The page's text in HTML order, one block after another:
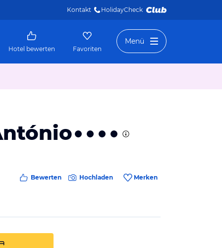
Kontakt HolidayCheck
Hotel bewerten Favoriten
Menü
Bewerten Hochladen Merken